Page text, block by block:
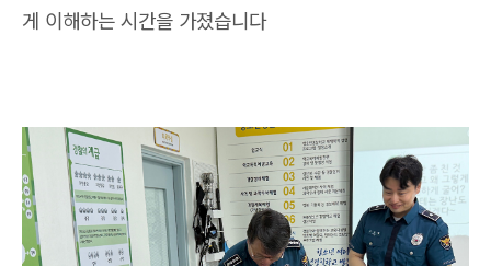
게 이해하는 시간을 가졌습니다